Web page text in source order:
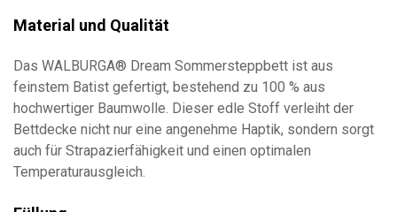
Material und Qualität
Das WALBURGA® Dream Sommersteppbett ist aus
feinstem Batist gefertigt, bestehend zu 100 % aus
hochwertiger Baumwolle. Dieser edle Stoff verleiht der
Bettdecke nicht nur eine angenehme Haptik, sondern sorgt
auch für Strapazierfähigkeit und einen optimalen
Temperaturausgleich.